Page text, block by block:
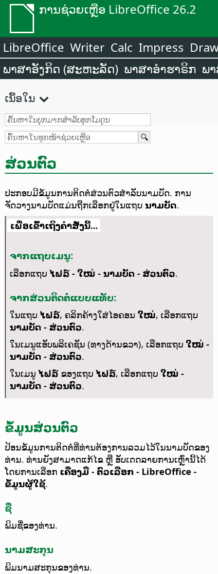
ການຊ່ວຍເຫຼືອ LibreOffice 26.2
LibreOffice Writer Calc Impress
ພາສາອັງກິດ (ສະຫະລັດ) ພາສາອຳຮາຣິກ ພ
ເນື້ອໃນ
ສ່ວນຕົວ
ປະກອບມີຂໍ້ມູນການຕິດຕໍ່ສ່ວນຕົວສໍາລັບນາມບັດ. ການ
ຈັດວາງນາມບັດແມ່ນຖືກເລືອກຢູ່ໃນແຖບ ນາມບັດ.
ເພື່ອເຂົ້າເຖິງຄຳສັ່ງນີ້...
ຈາກແຖບເມນູ:
ເລືອກແຖບ ໄຟລ໌ - ໃໝ່ - ນາມບັດ - ສ່ວນຕົວ.
ຈາກສ່ວນຕິດຕໍ່ແບບແທັບ:
ໃນແຖບ ໄຟລ໌, ຄລິກຄ້າງໃສ່ໄອຄອນ ໃໝ່, ເລືອກແຖບ
ນາມບັດ - ສ່ວນຕົວ.
ໃນເມນູແອັບພລິເຄຊັນ (ທາງດ້ານຂວາ), ເລືອກແຖບ ໃໝ່ -
ນາມບັດ - ສ່ວນຕົວ.
ໃນເມນູ ໄຟລ໌ຂອງແຖບ ໄຟລ໌, ເລືອກແຖບ ໃໝ່ -
ນາມບັດ - ສ່ວນຕົວ.
ຂໍ້ມູນສ່ວນຕົວ
ປ້ອນຂໍ້ມູນການຕິດຕໍ່ທີ່ທ່ານຕ້ອງການລວມໄວ້ໃນນາມບັດຂອງ
ທ່ານ. ທ່ານຍັງສາມາດແກ້ໄຂ ຫຼື ອັບເດດລາຍການເຫຼົ່ານີ້ໄດ້
ໂດຍການເລືອກ ເຄື່ອງມື - ຕົວເລືອກ - LibreOffice -
ຂໍ້ມູນຜູ້ໃຊ້.
ຊື່
ພິມຊື່ຂອງທ່ານ.
ນາມສະກຸນ
ພິມນາມສະກຸນຂອງທ່ານ.